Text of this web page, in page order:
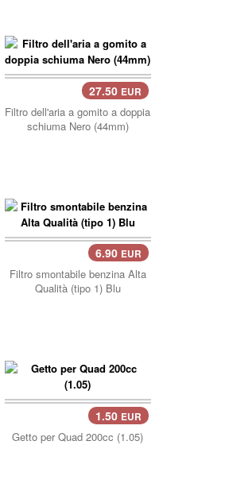
27.50 EUR
Filtro dell'aria a gomito a doppia
schiuma Nero (44mm)
6.90 EUR
Filtro smontabile benzina Alta
Qualità (tipo 1) Blu
1.50 EUR
Getto per Quad 200cc (1.05)